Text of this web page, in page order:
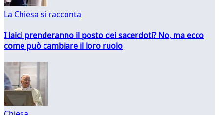
La Chiesa si racconta
I laici prenderanno il posto dei sacerdoti? No, ma ecco
come può cambiare il loro ruolo